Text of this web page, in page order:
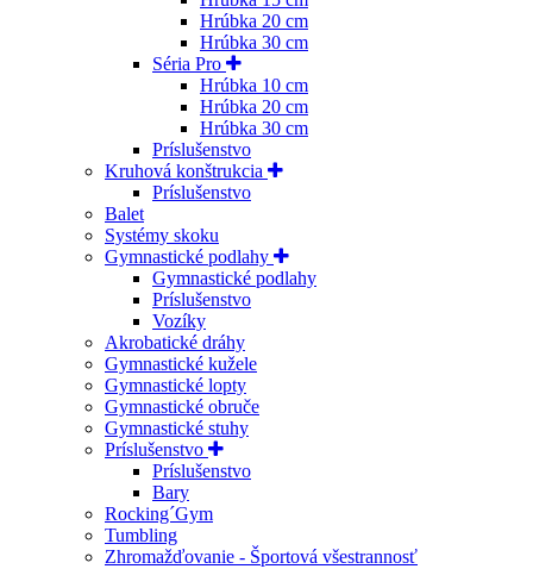
Hrúbka 20 cm
Hrúbka 30 cm
Séria Pro
Hrúbka 10 cm
Hrúbka 20 cm
Hrúbka 30 cm
Príslušenstvo
Kruhová konštrukcia
Príslušenstvo
Balet
Systémy skoku
Gymnastické podlahy
Gymnastické podlahy
Príslušenstvo
Vozíky
Akrobatické dráhy
Gymnastické kužele
Gymnastické lopty
Gymnastické obruče
Gymnastické stuhy
Príslušenstvo
Príslušenstvo
Bary
Rocking´Gym
Tumbling
Zhromažďovanie - Športová všestrannosť